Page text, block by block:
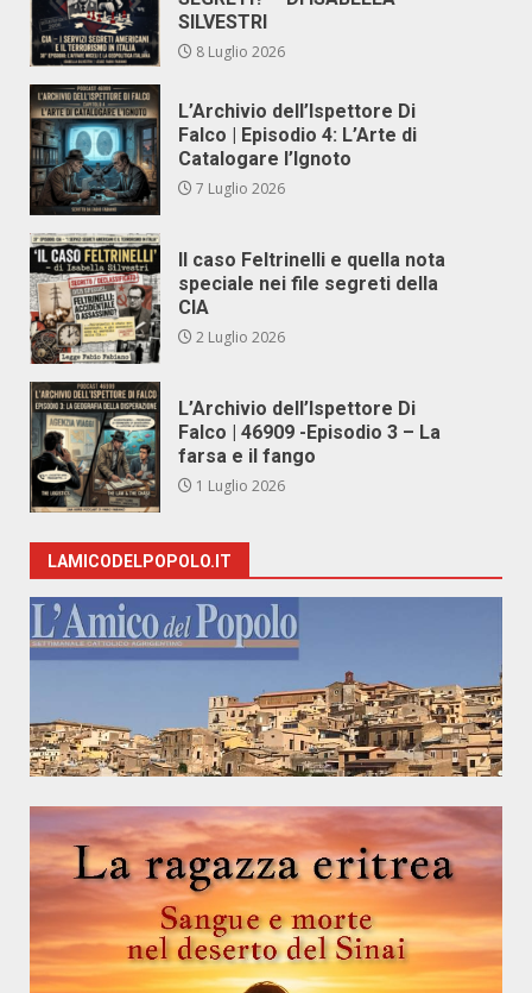
SILVESTRI
8 Luglio 2026
L’Archivio dell’Ispettore Di
Falco | Episodio 4: L’Arte di
Catalogare l’Ignoto
7 Luglio 2026
Il caso Feltrinelli e quella nota
speciale nei file segreti della
CIA
2 Luglio 2026
L’Archivio dell’Ispettore Di
Falco | 46909 -Episodio 3 – La
farsa e il fango
1 Luglio 2026
LAMICODELPOPOLO.IT